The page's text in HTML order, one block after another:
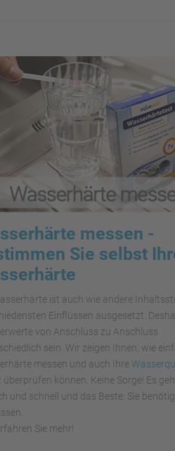
messen -
Sie selbst
ist auch wie andere
Einflüssen ausgesetzt.
von Anschluss zu Anschluss
sein. Wir zeigen Ihnen, wie
messen und auch Ihre
überprüfen können. Keine Sorge! Es
und schnell und das Beste: Sie
Sie mehr!